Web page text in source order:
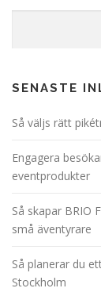
SENASTE
Så väljs rätt
Engagera
eventprodukter
Så skapar BRIO
små äventyrare
Så planerar du
Stockholm